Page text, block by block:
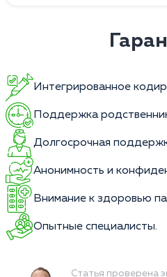
Интегрированное
Поддержка
Долгосрочная
Анонимность и
Внимание к здоровью
Опытные специалисты.
Статья проверена